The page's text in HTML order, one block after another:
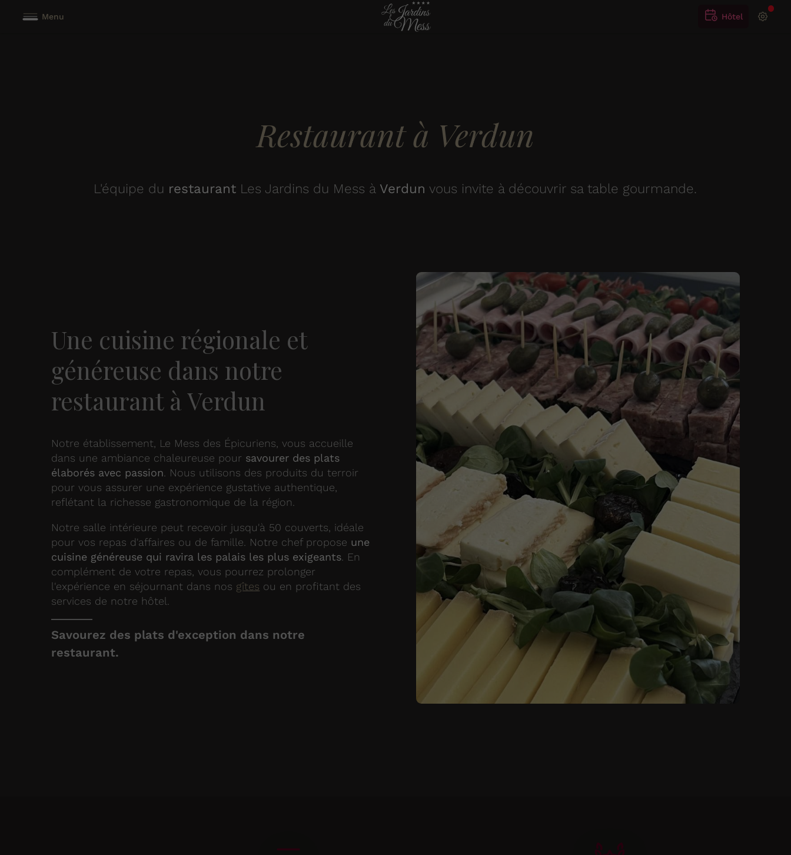
Menu Hôtel
Restaurant à Verdun
L'équipe du restaurant Les Jardins du Mess à Verdun vous invite à découvrir sa table gourmande.
Une cuisine régionale et
généreuse dans notre
restaurant à Verdun
Notre établissement, Le Mess des Épicuriens, vous accueille
dans une ambiance chaleureuse pour savourer des plats
élaborés avec passion . Nous utilisons des produits du terroir
pour vous assurer une expérience gustative authentique,
reflétant la richesse gastronomique de la région.
Notre salle intérieure peut recevoir jusqu'à 50 couverts, idéale
pour vos repas d'affaires ou de famille. Notre chef propose une
cuisine généreuse qui ravira les palais les plus exigeants . En
complément de votre repas, vous pourrez prolonger
l'expérience en séjournant dans nos gîtes ou en profitant des
services de notre hôtel.
Savourez des plats d'exception dans notre
restaurant.